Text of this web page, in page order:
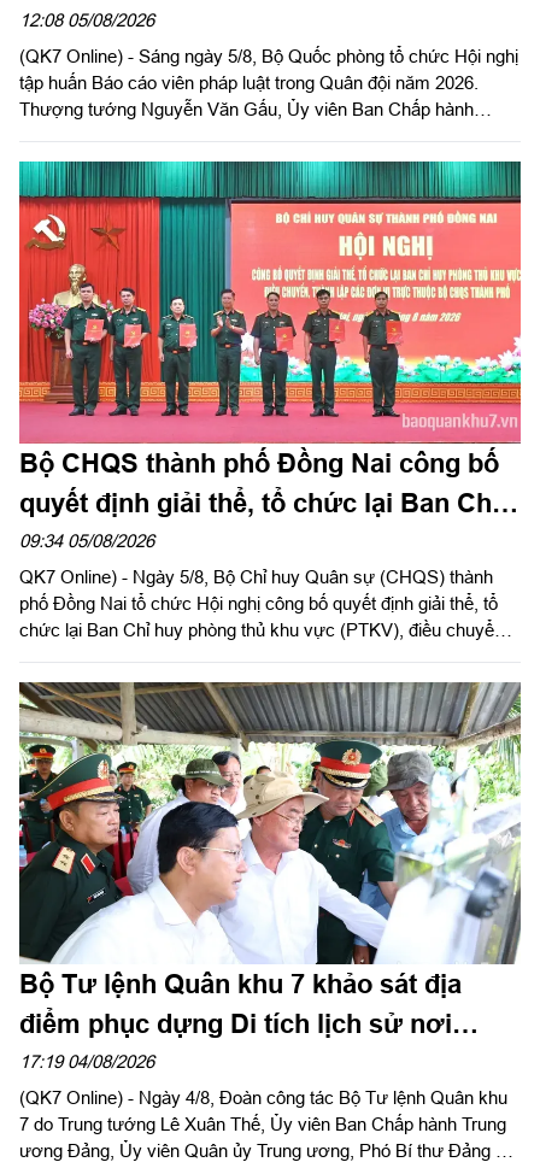
12:08 05/08/2026
(QK7 Online) - Sáng ngày 5/8, Bộ Quốc phòng tổ chức Hội nghị
tập huấn Báo cáo viên pháp luật trong Quân đội năm 2026.
Thượng tướng Nguyễn Văn Gấu, Ủy viên Ban Chấp hành
Bộ Quốc phòng, Chủ tịch Hội đồng Phổ biến, giáo dục pháp luật
Bộ Quốc phòng chủ trì hội nghị. Hội nghị được tổ chức bằng
hình thức trực tiếp kết hợp với trực tuyến tại 122 điểm cầu
trong toàn quân.
Bộ CHQS thành phố Đồng Nai công bố
quyết định giải thể, tổ chức lại Ban Chỉ
huy phòng thủ khu vực
09:34 05/08/2026
QK7 Online) - Ngày 5/8, Bộ Chỉ huy Quân sự (CHQS) thành
phố Đồng Nai tổ chức Hội nghị công bố quyết định giải thể, tổ
chức lại Ban Chỉ huy phòng thủ khu vực (PTKV), điều chuyển,
tướng Đặng Văn Lẫm, Ủy viên Thường vụ Đảng ủy, Phó Tư
lệnh Quân khu dự và chỉ đạo Hội nghị. Dự Hội nghị có đồng chí
Võ Tấn Đức, Phó Bí thư Thành ủy thành phố Đồng Nai; thủ
trưởng các cơ quan Quân khu; lãnh đạo Bộ CHQS thành phố
Đồng Nai.
Bộ Tư lệnh Quân khu 7 khảo sát địa
điểm phục dựng Di tích lịch sử nơi
thành lập Quân khu
17:19 04/08/2026
(QK7 Online) - Ngày 4/8, Đoàn công tác Bộ Tư lệnh Quân khu
7 do Trung tướng Lê Xuân Thế, Ủy viên Ban Chấp hành Trung
ương Đảng, Ủy viên Quân ủy Trung ương, Phó Bí thư Đảng ủy,